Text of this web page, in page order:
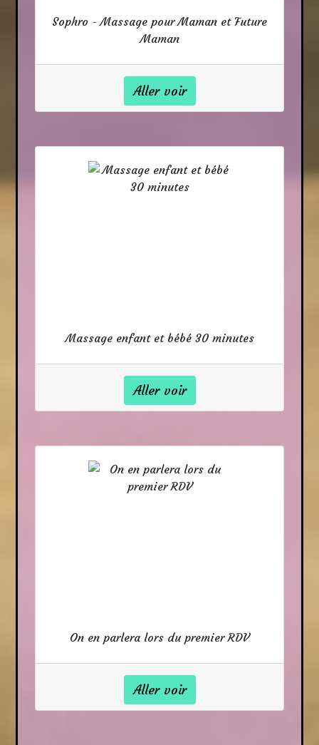
Sophro - Massage pour Maman et Future
Maman
Aller voir
Massage enfant et bébé 30 minutes
Aller voir
On en parlera lors du premier RDV
Aller voir